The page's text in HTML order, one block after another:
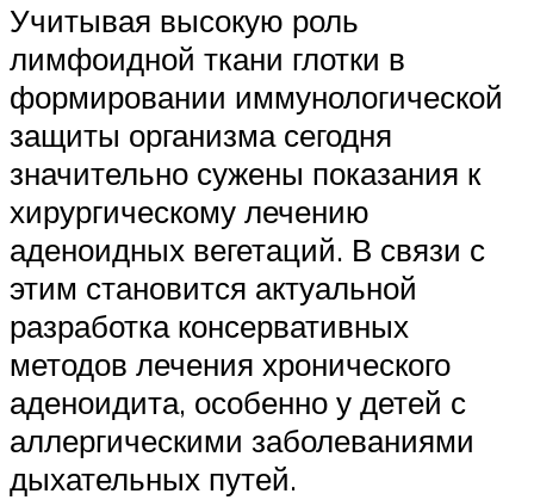
Учитывая высокую роль
лимфоидной ткани глотки в
формировании иммунологической
защиты организма сегодня
значительно сужены показания к
хирургическому лечению
аденоидных вегетаций. В связи с
этим становится актуальной
разработка консервативных
методов лечения хронического
аденоидита, особенно у детей с
аллергическими заболеваниями
дыхательных путей.